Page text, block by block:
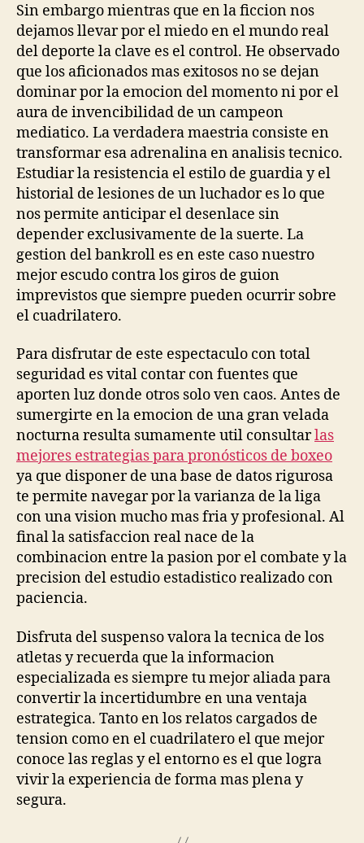
Sin embargo mientras que en la ficcion nos
dejamos llevar por el miedo en el mundo real
del deporte la clave es el control. He observado
que los aficionados mas exitosos no se dejan
dominar por la emocion del momento ni por el
aura de invencibilidad de un campeon
mediatico. La verdadera maestria consiste en
transformar esa adrenalina en analisis tecnico.
Estudiar la resistencia el estilo de guardia y el
historial de lesiones de un luchador es lo que
nos permite anticipar el desenlace sin
depender exclusivamente de la suerte. La
gestion del bankroll es en este caso nuestro
mejor escudo contra los giros de guion
imprevistos que siempre pueden ocurrir sobre
el cuadrilatero.
Para disfrutar de este espectaculo con total
seguridad es vital contar con fuentes que
aporten luz donde otros solo ven caos. Antes de
sumergirte en la emocion de una gran velada
nocturna resulta sumamente util consultarlas
mejores estrategias para pronósticos de boxeo
ya que disponer de una base de datos rigurosa
te permite navegar por la varianza de la liga
con una vision mucho mas fria y profesional. Al
final la satisfaccion real nace de la
combinacion entre la pasion por el combate y la
precision del estudio estadistico realizado con
paciencia.
Disfruta del suspenso valora la tecnica de los
atletas y recuerda que la informacion
especializada es siempre tu mejor aliada para
convertir la incertidumbre en una ventaja
estrategica. Tanto en los relatos cargados de
tension como en el cuadrilatero el que mejor
conoce las reglas y el entorno es el que logra
vivir la experiencia de forma mas plena y
segura.